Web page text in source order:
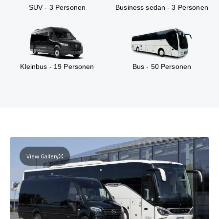
SUV - 3 Personen Business sedan - 3 Personen
Kleinbus - 19 Personen Bus - 50 Personen
View Gallery